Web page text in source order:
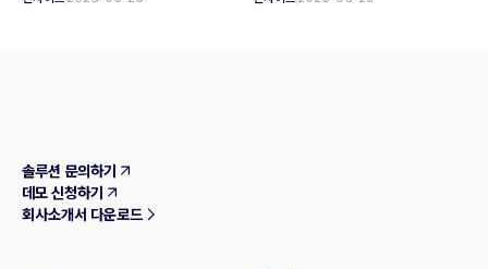
솔루션 문의하기
데모 신청하기
회사소개서 다운로드